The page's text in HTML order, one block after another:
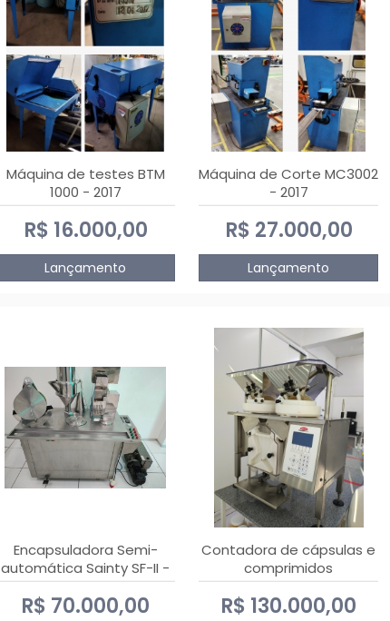
Máquina de testes BTM
1000 - 2017
R$ 16.000,00
Lançamento
Máquina de Corte MC3002
- 2017
R$ 27.000,00
Lançamento
Encapsuladora Semi-
automática Sainty SF-II -
0 e 00
R$ 70.000,00
Contadora de cápsulas e
comprimidos
PHARMACOUNT - 2-2R3
R$ 130.000,00